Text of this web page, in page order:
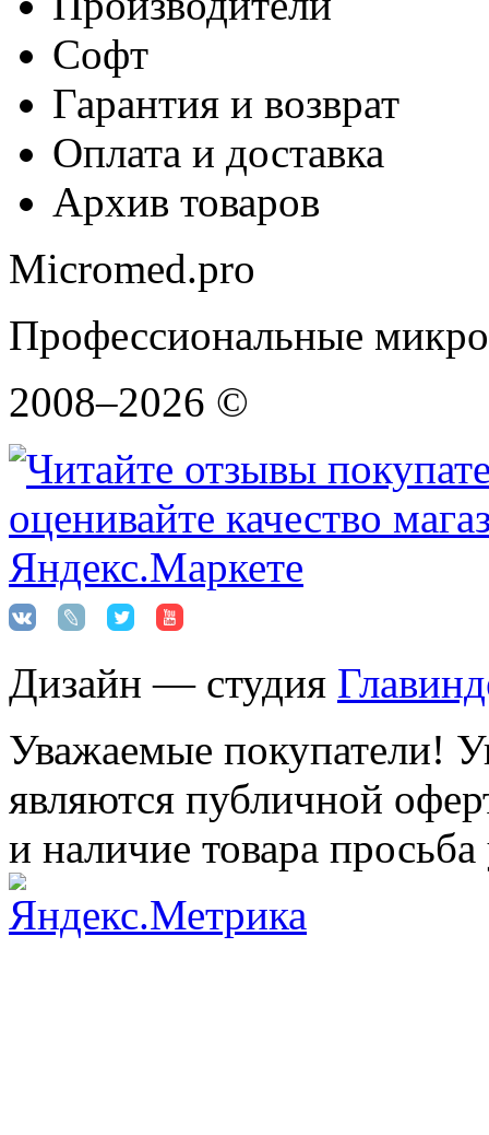
Софт
Гарантия и возврат
Оплата и доставка
Архив товаров
Micromed.pro
Профессиональные
2008–2026 ©
Дизайн — студия
Уважаемые покупатели!
являются публичной
и наличие товара